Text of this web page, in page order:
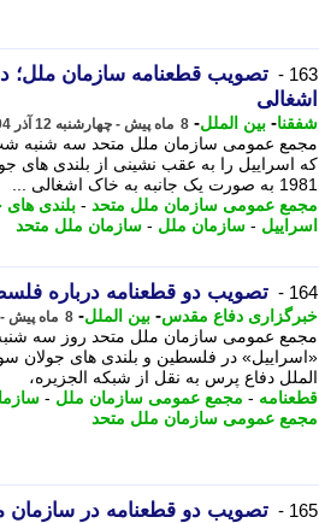
163 -
تصویب قطعنامه سازمان ملل؛
اشغالی
شفقنا- بین الملل- 8 ماه پیش - چهارشنبه 12 آذر 1404، 14:17
1981 به صورت یک جانبه به خاک اشغالی ...
مجمع عمومی سازمان ملل متحد - بلندی های
اسراییل - سازمان ملل - سازمان ملل متحد
164 - تصویب دو قطعنامه درباره
خبرگزاری دفاع مقدس- بین الملل- 8 ماه پیش - چهارشنبه 12 آذر 1404، 10:00
مجمع عمومی سازمان ملل متحد روز سه شنبه
«اسراییل» در فلسطین و بلندی های جولان
الملل دفاع پرس به نقل از شبکه الجزیره،
قطعنامه - مجمع عمومی سازمان ملل -
مجمع عمومی سازمان ملل متحد
165 -
تصویب دو قطعنامه در سازمان